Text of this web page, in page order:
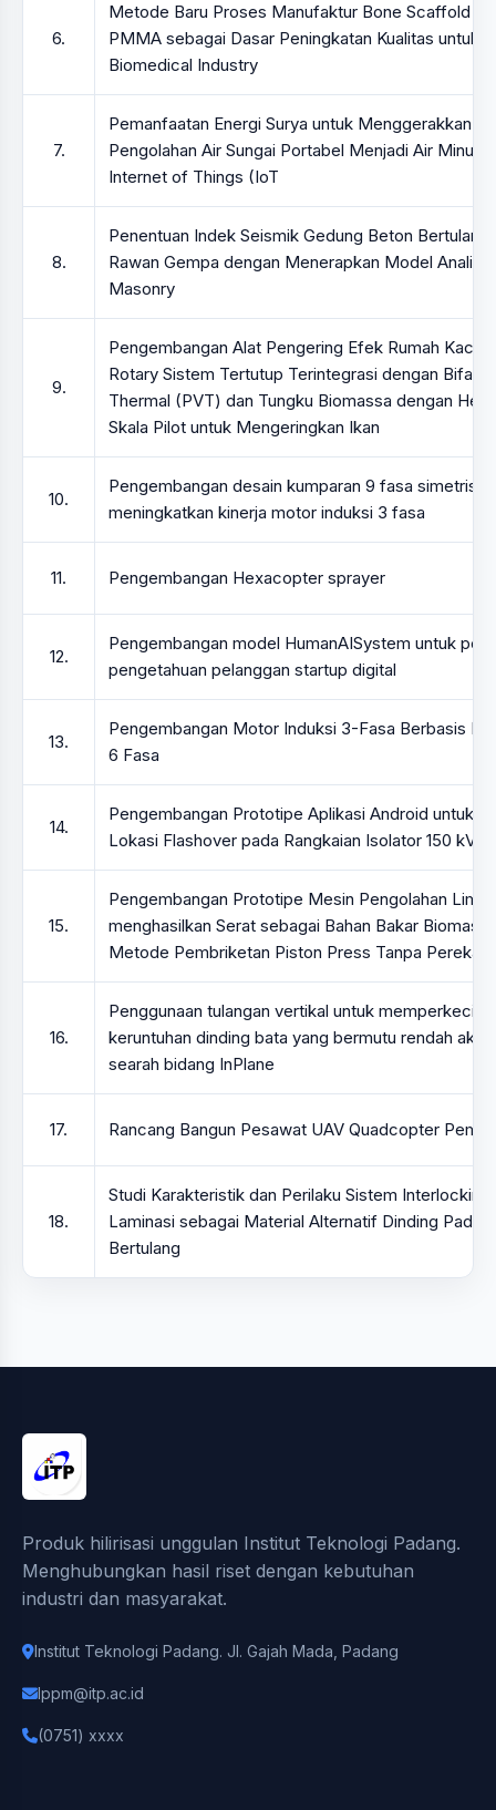
6.
Metode Baru Proses Manufaktur Bone Scaffold
PMMA sebagai Dasar Peningkatan Kualitas untuk
Biomedical Industry
7.
Pemanfaatan Energi Surya untuk Menggerakkan
Pengolahan Air Sungai Portabel Menjadi Air Minum
Internet of Things (IoT
8.
Penentuan Indek Seismik Gedung Beton Bertulang
Rawan Gempa dengan Menerapkan Model Analitik
Masonry
9.
Pengembangan Alat Pengering Efek Rumah Kaca
Rotary Sistem Tertutup Terintegrasi dengan
Thermal (PVT) dan Tungku Biomassa dengan
Skala Pilot untuk Mengeringkan Ikan
10.
Pengembangan desain kumparan 9 fasa simetris
meningkatkan kinerja motor induksi 3 fasa
11. Pengembangan Hexacopter sprayer
12.
Pengembangan model HumanAISystem untuk
pengetahuan pelanggan startup digital
13.
Pengembangan Motor Induksi 3-Fasa Berbasis
6 Fasa
14.
Pengembangan Prototipe Aplikasi Android untuk
Lokasi Flashover pada Rangkaian Isolator 150 kV
15.
Pengembangan Prototipe Mesin Pengolahan
menghasilkan Serat sebagai Bahan Bakar
Metode Pembriketan Piston Press Tanpa Perekat
16.
Penggunaan tulangan vertikal untuk memperkecil
keruntuhan dinding bata yang bermutu rendah
searah bidang InPlane
17. Rancang Bangun Pesawat UAV Quadcopter
18.
Studi Karakteristik dan Perilaku Sistem Interlocking
Laminasi sebagai Material Alternatif Dinding Pada
Bertulang
Produk hilirisasi unggulan Institut Teknologi Padang.
Menghubungkan hasil riset dengan kebutuhan
industri dan masyarakat.
Institut Teknologi Padang. Jl. Gajah Mada, Padang
lppm@itp.ac.id
(0751) xxxx